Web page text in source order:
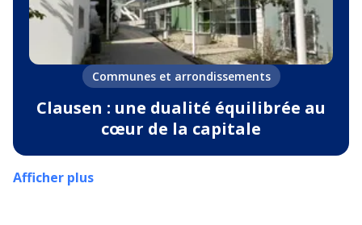
Communes et arrondissements
Clausen : une dualité équilibrée au
cœur de la capitale
Afficher plus